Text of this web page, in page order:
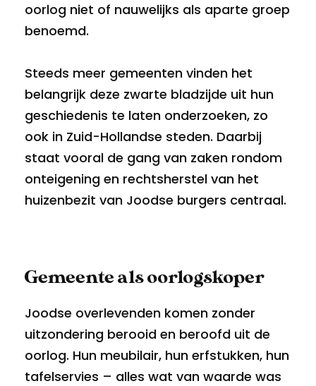
oorlog niet of nauwelijks als aparte groep
benoemd.
Steeds meer gemeenten vinden het
belangrijk deze zwarte bladzijde uit hun
geschiedenis te laten onderzoeken, zo
ook in Zuid-Hollandse steden. Daarbij
staat vooral de gang van zaken rondom
onteigening en rechtsherstel van het
huizenbezit van Joodse burgers centraal.
Gemeente als oorlogskoper
Joodse overlevenden komen zonder
uitzondering berooid en beroofd uit de
oorlog. Hun meubilair, hun erfstukken, hun
tafelservies – alles wat van waarde was